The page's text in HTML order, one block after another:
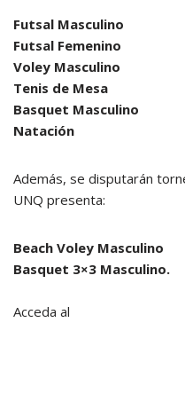
Futsal Masculino
Futsal Femenino
Voley Masculino
Tenis de Mesa
Basquet Masculino
Natación
Además, se disputarán
UNQ presenta:
Beach Voley Masculino
Basquet 3×3 Masculino.
Acceda al